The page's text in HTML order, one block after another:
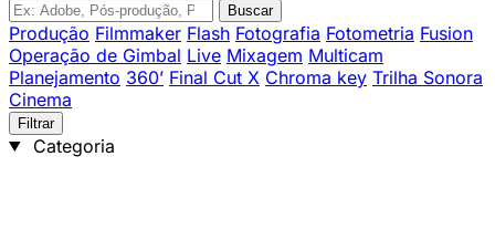
Buscar
Produção Filmmaker Flash Fotografia Fotometria Fusion
Operação de Gimbal Live Mixagem Multicam
Planejamento 360’ Final Cut X Chroma key Trilha Sonora
Cinema
Filtrar
Categoria